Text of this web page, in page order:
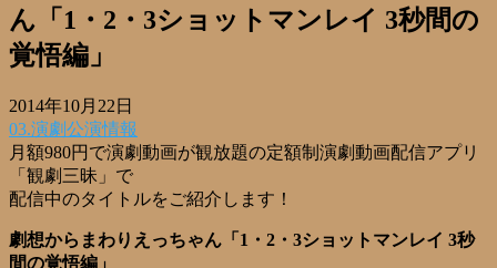
ん「1・2・3ショットマンレイ 3秒間の
覚悟編」
2014年10月22日
03.演劇公演情報
月額980円で演劇動画が観放題の定額制演劇動画配信アプリ
「観劇三昧」で
配信中のタイトルをご紹介します！
劇想からまわりえっちゃん「1・2・3ショットマンレイ 3秒
間の覚悟編」